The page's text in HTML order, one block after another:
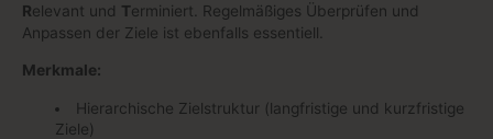
Relevant und Terminiert. Regelmäßiges Überprüfen und
Anpassen der Ziele ist ebenfalls essentiell.
Merkmale:
Hierarchische Zielstruktur (langfristige und kurzfristige
Ziele)